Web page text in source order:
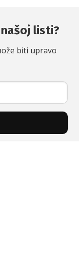
listi?
biti upravo